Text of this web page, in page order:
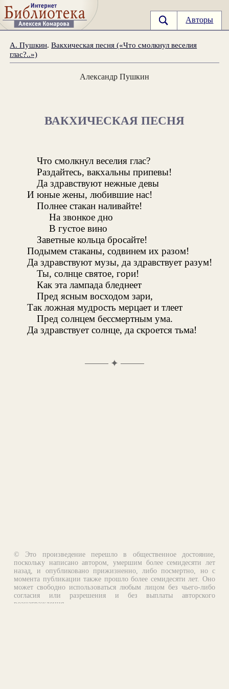
Авторы
А. Пушкин.Вакхическая песня («Что смолкнул веселия
глас?..»)
Александр Пушкин
ВАКХИЧЕСКАЯ ПЕСНЯ
Что смолкнул веселия глас?
Раздайтесь, вакхальны припевы!
Да здравствуют нежные девы
И юные жены, любившие нас!
Полнее стакан наливайте!
На звонкое дно
В густое вино
Заветные кольца бросайте!
Подымем стаканы, содвинем их разом!
Да здравствуют музы, да здравствует разум!
Ты, солнце святое, гори!
Как эта лампада бледнеет
Пред ясным восходом зари,
Так ложная мудрость мерцает и тлеет
Пред солнцем бессмертным ума.
Да здравствует солнце, да скроется тьма!
✦
© Это произведение перешло в общественное достояние,
поскольку написано автором, умершим более семидесяти лет
назад, и опубликовано прижизненно, либо посмертно, но с
момента публикации также прошло более семидесяти лет. Оно
может свободно использоваться любым лицом без чьего-либо
согласия или разрешения и без выплаты авторского
вознаграждения.